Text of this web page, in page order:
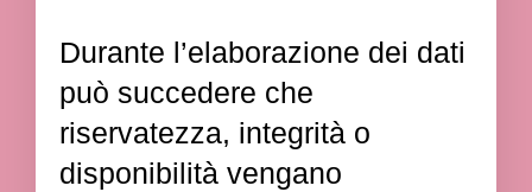
Durante l’elaborazione dei dati
può succedere che
riservatezza, integrità o
disponibilità vengano